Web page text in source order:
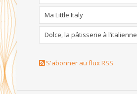
Ma Little Italy
Dolce, la pâtisserie à l’italienne
S'abonner au flux RSS